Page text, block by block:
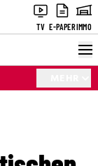
TV E-PAPERIMMO